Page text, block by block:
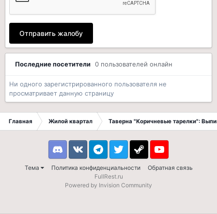
Отправить жалобу
Последние посетители 0 пользователей онлайн
Ни одного зарегистрированного пользователя не
просматривает данную страницу
Главная Жилой квартал Таверна "Коричневые тарелки":
Тема Политика конфиденциальности Обратная связь
DiscordVK TelegramTwitter Steam Youtube
FullRest.ru
Powered by Invision Community